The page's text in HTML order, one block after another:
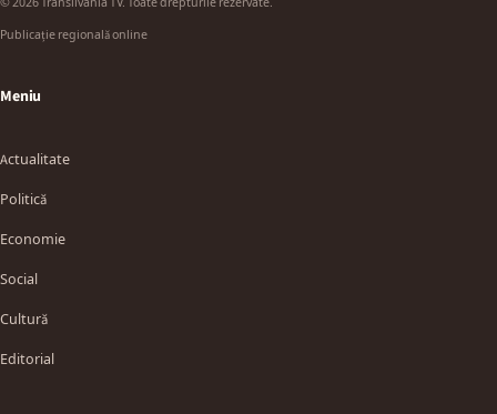
Publicație regională online
Meniu
Actualitate
Politică
Economie
Social
Cultură
Editorial